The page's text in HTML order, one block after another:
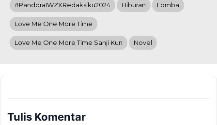
#PandoraIWZXRedaksiku2024 Hiburan Lomba
Love Me One More Time
Love Me One More Time Sanji Kun Novel
Tulis Komentar